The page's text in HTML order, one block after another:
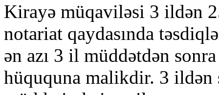
Kirayə müqaviləsi 3 ildən
notariat qaydasında
ən azı 3 il müddətdən
hüququna malikdir. 3